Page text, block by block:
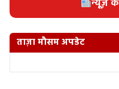
न्यूज़
ताज़ा मौसम अपडेट